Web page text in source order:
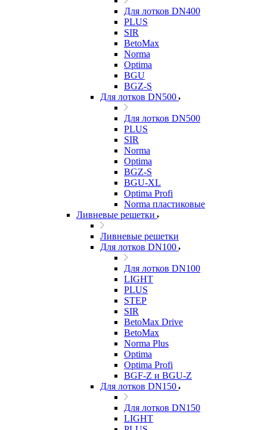
Для лотков DN400
PLUS
SIR
BetoMax
Norma
Optima
BGU
BGZ-S
Для лотков DN500
Для лотков DN500
PLUS
SIR
Norma
Optima
BGZ-S
BGU-XL
Optima Profi
Norma пластиковые
Ливневые решетки
Ливневые решетки
Для лотков DN100
Для лотков DN100
LIGHT
PLUS
STEP
SIR
BetoMax Drive
BetoMax
Norma Plus
Optima
Optima Profi
BGF-Z и BGU-Z
Для лотков DN150
Для лотков DN150
LIGHT